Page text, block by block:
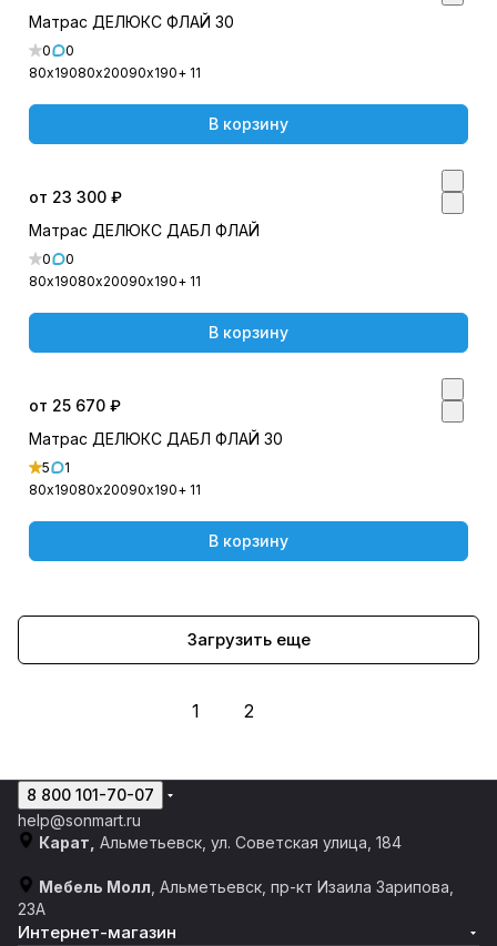
Матрас ДЕЛЮКС ФЛАЙ 30
0
0
80х19080х20090х190+ 11
В корзину
от 23 300 ₽
Матрас ДЕЛЮКС ДАБЛ ФЛАЙ
0
0
80х19080х20090х190+ 11
В корзину
от 25 670 ₽
Матрас ДЕЛЮКС ДАБЛ ФЛАЙ 30
5
1
80х19080х20090х190+ 11
В корзину
Загрузить еще
1 2
8 800 101-70-07
help@sonmart.ru
Карат, Альметьевск, ул. Советская улица, 184
Мебель Молл , Альметьевск, пр-кт Изаила Зарипова,
23А
Интернет-магазин